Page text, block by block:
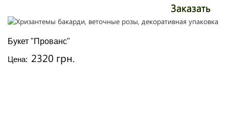
Заказать
Букет "Прованс"
Цена: 2320 грн.